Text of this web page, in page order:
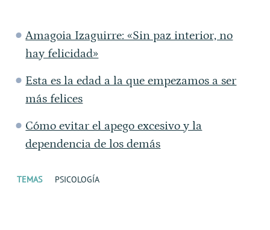
Amagoia Izaguirre: «Sin paz interior, no
hay felicidad»
Esta es la edad a la que empezamos a ser
más felices
Cómo evitar el apego excesivo y la
dependencia de los demás
TEMAS PSICOLOGÍA